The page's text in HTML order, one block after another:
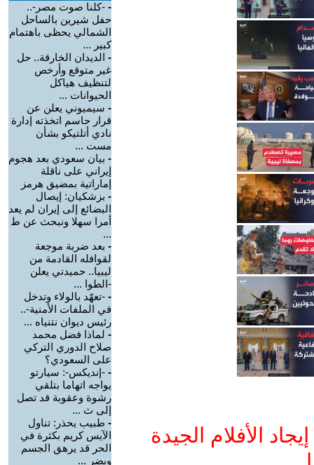
الأفلام الجيدة
- -كلنا صوت مصر-..
حفل شيرين بالساحل
الشمالي يحظى باهتمام
كبير ...
- الديدان الخارقة.. حل
غير متوقع وأرخص
لتنظيف هياكل
الحيوانات ...
- سيميوني يعلن عن
قرار حاسم اتخذته إدارة
نادي أتلتيكو بشأن
مست ...
- بيان سعودي بعد هجوم
إيراني على ناقلة
إماراتية بمضيق هرمز
- بزشكيان: إيصال
البضائع إلى إيران لم يعد
أمرا سهلا ونبحث عن ط
...
- بعد ضربة موجعة
لقوافله القادمة من
ليبيا.. حميدتي يعلن
-الطوا ...
- -تعهّد بالولاء وتدخل
في الملفات الأمنية-..
رئيس ديوان نتنياه ...
- لماذا فضل محمد
صلاح الدوري التركي
على السعودي؟
- -إنديكس-: سيارتو
يواجه اتهاما بتلقي
رشوة وعقوبة قد تصل
إلى ث ...
- طبيب يحذر: تناول
الآيس كريم بكثرة في
الحر قد يرهق الجسم
ويضر ...